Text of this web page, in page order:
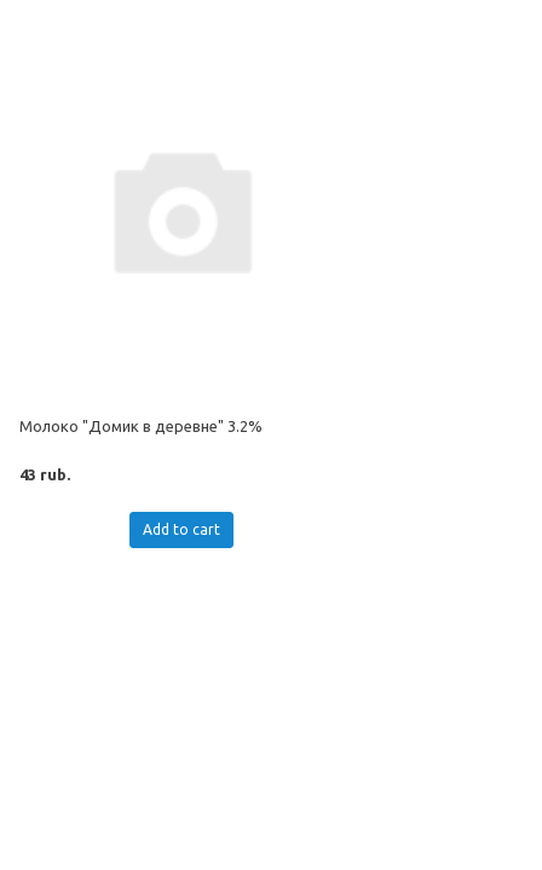
Молоко "Домик в деревне" 3.2%
43 rub.
Add to cart